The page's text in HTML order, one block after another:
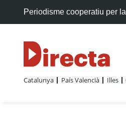
Periodisme cooperatiu per
Catalunya País Valencià Illes